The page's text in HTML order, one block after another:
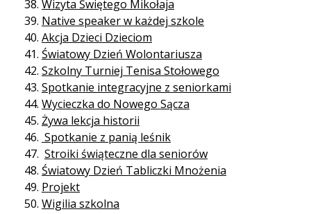
Wizyta Świętego Mikołaja
Native speaker w każdej szkole
Akcja Dzieci Dzieciom
Światowy Dzień Wolontariusza
Szkolny Turniej Tenisa Stołowego
Spotkanie integracyjne z seniorkami
Wycieczka do Nowego Sącza
Żywa lekcja historii
Spotkanie z panią leśnik
Stroiki świąteczne dla seniorów
Światowy Dzień Tabliczki Mnożenia
Projekt
Wigilia szkolna